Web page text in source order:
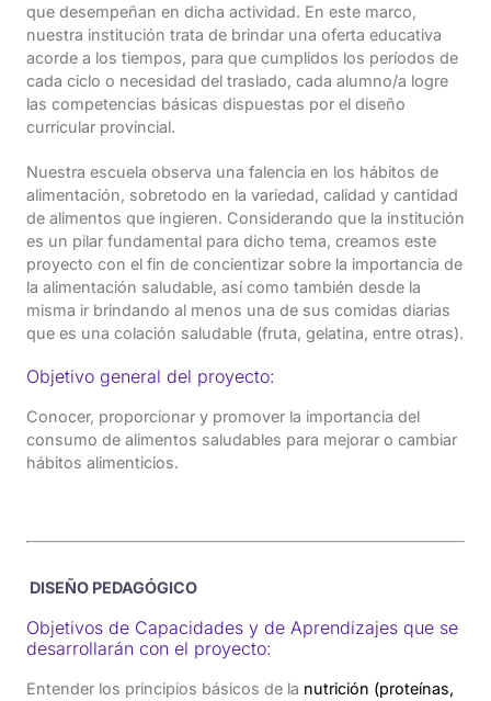
que desempeñan en dicha actividad. En este marco,
nuestra institución trata de brindar una oferta educativa
acorde a los tiempos, para que cumplidos los períodos de
cada ciclo o necesidad del traslado, cada alumno/a logre
las competencias básicas dispuestas por el diseño
curricular provincial.
Nuestra escuela observa una falencia en los hábitos de
alimentación, sobretodo en la variedad, calidad y cantidad
de alimentos que ingieren. Considerando que la institución
es un pilar fundamental para dicho tema, creamos este
proyecto con el fin de concientizar sobre la importancia de
la alimentación saludable, así como también desde la
misma ir brindando al menos una de sus comidas diarias
que es una colación saludable (fruta, gelatina, entre otras).
Objetivo general del proyecto:
Conocer, proporcionar y promover la importancia del
consumo de alimentos saludables para mejorar o cambiar
hábitos alimenticios.
DISEÑO PEDAGÓGICO
Objetivos de Capacidades y de Aprendizajes que se
desarrollarán con el proyecto:
Entender los principios básicos de la nutrición (proteínas,